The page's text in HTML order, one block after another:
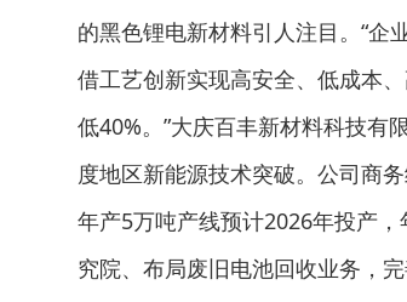
的黑色锂电新材料引人注目。“企
借工艺创新实现高安全、低成本
低40%。”大庆百丰新材料科技有
度地区新能源技术突破。公司商
年产5万吨产线预计2026年投产
究院、布局废旧电池回收业务，完